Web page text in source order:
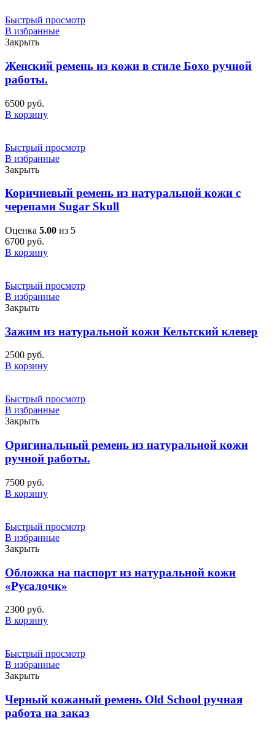
Быстрый просмотр
В избранные
Закрыть
Женский ремень из кожи в стиле Бохо ручной
работы.
6500 руб.
В корзину
Быстрый просмотр
В избранные
Закрыть
Коричневый ремень из натуральной кожи с
черепами Sugar Skull
Оценка 5.00 из 5
6700 руб.
В корзину
Быстрый просмотр
В избранные
Закрыть
Зажим из натуральной кожи Кельтский клевер
2500 руб.
В корзину
Быстрый просмотр
В избранные
Закрыть
Оригинальный ремень из натуральной кожи
ручной работы.
7500 руб.
В корзину
Быстрый просмотр
В избранные
Закрыть
Обложка на паспорт из натуральной кожи
«Русалочк»
2300 руб.
В корзину
Быстрый просмотр
В избранные
Закрыть
Черный кожаный ремень Old School ручная
работа на заказ